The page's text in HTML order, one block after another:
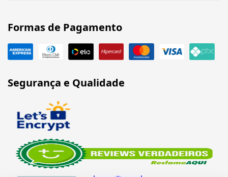
Formas de Pagamento
Segurança e Qualidade